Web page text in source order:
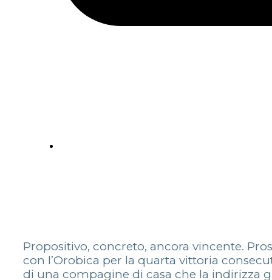
Propositivo, concreto, ancora vincente.
con l’Orobica per la quarta vittoria
di una compagine di casa che la indirizza